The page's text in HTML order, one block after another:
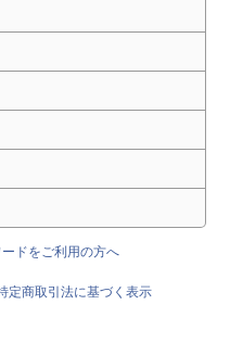
ドをご利用の方へ
定商取引法に基づく表示